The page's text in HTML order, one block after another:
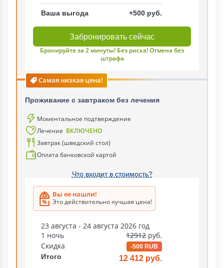
Ваша выгода +500 руб.
Забронировать сейчас
Бронируйте за 2 минуты! Без риска! Отмена без
штрафа
Самая низкая цена!
Проживание с завтраком без лечения
Моментальное подтверждение
Лечение ВКЛЮЧЕНО
Завтрак (шведский стол)
Оплата банковской картой
Что входит в стоимость?
Вы ее нашли!
Это действительно лучшая цена!
23 августа - 24 августа 2026 год
1 ночь
12912 руб.
Скидка
-500 RUB
Итого 12 412 руб.